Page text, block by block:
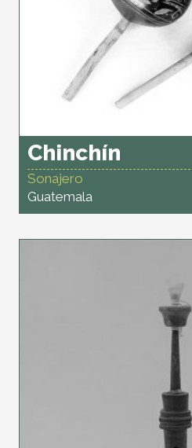
Chinchín
Sonajero
Guatemala